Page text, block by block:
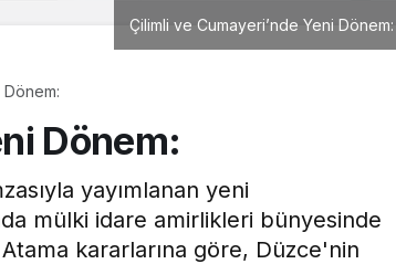
Çilimli ve Cumayeri’nde Yeni Dönem:
Dönem:
yayımlanan yeni
mülki idare amirlikleri bünyesinde
kararlarına göre, Düzce'nin